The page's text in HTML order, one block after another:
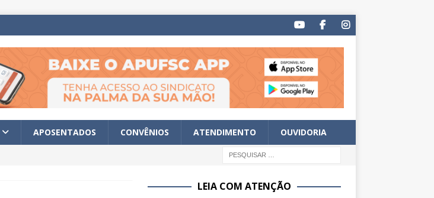
APOSENTADOS CONVÊNIOS ATENDIMENTO OUVIDORIA
LEIA COM ATENÇÃO